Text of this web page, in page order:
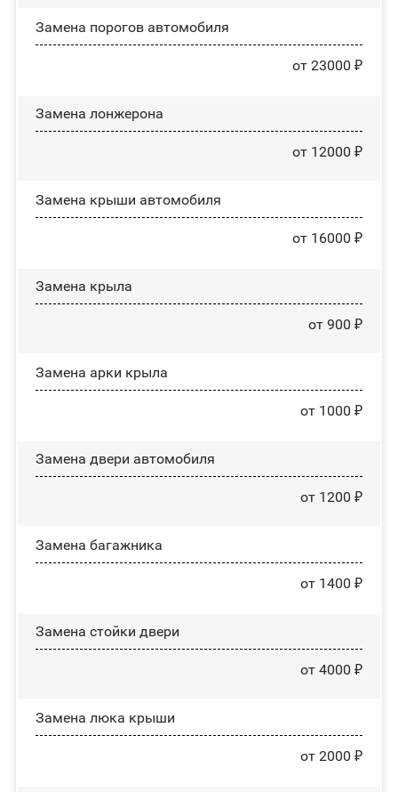
Замена порогов автомобиля
от 23000 ₽
Замена лонжерона
от 12000 ₽
Замена крыши автомобиля
от 16000 ₽
Замена крыла
от 900 ₽
Замена арки крыла
от 1000 ₽
Замена двери автомобиля
от 1200 ₽
Замена багажника
от 1400 ₽
Зaмeнa cтoйĸи двepи
от 4000 ₽
Зaмeнa люĸa ĸpыши
от 2000 ₽